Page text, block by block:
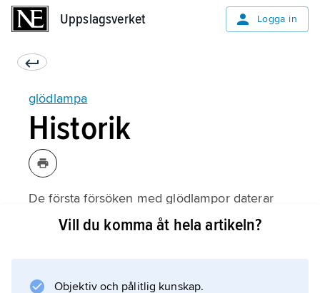
Uppslagsverket Logga in
glödlampa
Historik
De första försöken med glödlampor daterar
sig från mitten av 1800-talet, då urmakaren
Vill du komma åt hela artikeln?
Objektiv och pålitlig kunskap.